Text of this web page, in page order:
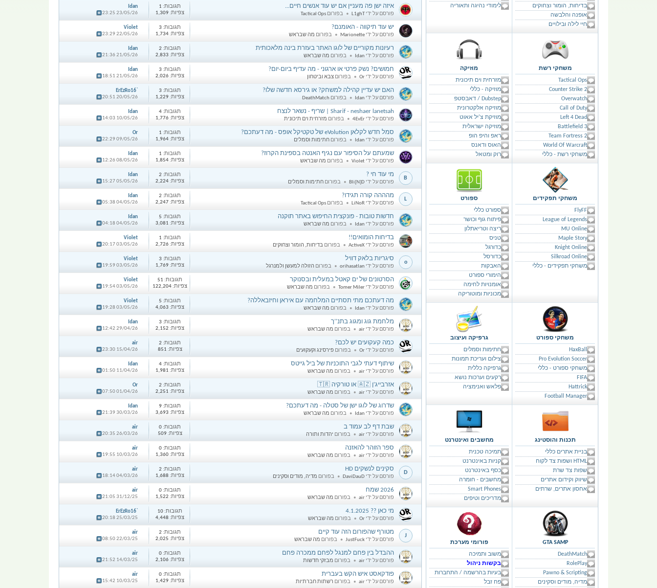
L
איזה ישן פה מעניין אם יש עוד אנשים חיים...
פורסם על ידיL1ghT בפורוםTactical Ops
תגובות: 1
צפיות: 1,309
Idan
23/05/26 23:25
M
יש עוד תיקווה - האומנם?
פורסם על ידיMarionette בפורום מה שבראש
תגובות: 3
צפיות: 1,734
Violet
22/05/26 23:29
I
רעיונות מקוריים של לוגו האתר בעזרת בינה מלאכותית
פורסם על ידיIdan בפורום מה שבראש
תגובות: 2
צפיות: 2,833
Idan
21/05/26 21:36
O
חמושים? נשק פרטי או ארגוני - מה עדיף ביום-יום?
פורסם על ידיOr בפורוםצבא וביטחון
תגובות: 3
צפיות: 2,026
Idan
21/05/26 18:51
I
האם יש עדיין קהילה למשחק? או גירסא חדשה שלו?
פורסם על ידיIdan בפורוםDeathMatch
תגובות: 3
צפיות: 1,229
ErEzRo16`
20/05/26 20:51
4
Sharif - neshaer lanetsah | שריף - נשאר לנצח
פורסם על ידי4EvEr בפורום מזרחית וים תיכונית
תגובות: 4
צפיות: 1,776
Idan
10/05/26 14:03
I
סמל חדש לקלאן eVolution של טקטיקל אופס - מה דעתכם?
פורסם על ידיIdan בפורוםחתימות וסמלים
תגובות: 1
צפיות: 1,964
Or
09/05/26 22:29
V
שמעתם על הסיפור עם נגיף האנטה בספינת הקרוז?
פורסם על ידיViolet בפורום מה שבראש
תגובות: 1
צפיות: 1,854
Idan
08/05/26 12:26
B
מי עוד חי ?
פורסם על ידיBli[N]D בפורוםחתימות וסמלים
תגובות: 2
צפיות: 2,224
Idan
05/05/26 15:27
L
מהההה קורה תגידו?
פורסם על ידיLiNoR בפורוםTactical Ops
תגובות: 2
צפיות: 2,247
Idan
04/05/26 05:38
I
חדשות טובות - פונקצית החיפוש באתר תוקנה
פורסם על ידיIdan בפורום מה שבראש
תגובות: 5
צפיות: 3,081
Idan
04/05/26 04:18
A
בדיחות הומואים!!
פורסם על ידיActiveX בפורוםבדיחות, הומור וצחוקים
תגובות: 1
צפיות: 2,726
Violet
03/05/26 20:17
o
סיגריות בלאק דוויל
פורסם על ידיorihasatlan בפורום הזולה למעשן ולמנרגל
תגובות: 3
צפיות: 1,769
Violet
03/05/26 19:59
T
הסרטונים של ים קאטל במעלית ובסנוקר
פורסם על ידיTomer Miler בפורום מה שבראש
תגובות: 51
צפיות: 122,204
Violet
03/05/26 19:54
I
מה דעתכם מתי תסתיים המלחמה עם איראן וחיזבאללה?
פורסם על ידיIdan בפורום מה שבראש
תגובות: 5
צפיות: 4,063
Violet
03/05/26 19:28
a
מלחמת גוג ומגוג בתנ''ך
פורסם על ידיair בפורום מה שבראש
תגובות: 3
צפיות: 2,152
Idan
29/04/26 12:42
O
כמה קעקועים יש לכם?
פורסם על ידיOr בפורום פירסינג וקעקועים
תגובות: 2
צפיות: 851
air
15/04/26 23:30
a
שיתוף דעתי לגבי התוכניות של ביל גייטס
פורסם על ידיair בפורום מה שבראש
תגובות: 4
צפיות: 1,981
Idan
11/04/26 01:50
a
אזרבייג'ן 🇦🇿 או טורקיה 🇹🇷
פורסם על ידיair בפורום מה שבראש
תגובות: 2
צפיות: 2,251
Or
01/04/26 07:50
I
שדרוג של לוגו ישן של סטלה - מה דעתכם?
פורסם על ידיIdan בפורום מה שבראש
תגובות: 9
צפיות: 3,693
Idan
30/03/26 21:39
a
שבת דף לב עמוד ב
פורסם על ידיair בפורום יהדות ותורה
תגובות: 0
צפיות:509
air
26/03/26 20:35
a
ספר הזוהר להאזנה
פורסם על ידיair בפורום מה שבראש
תגובות: 0
צפיות: 1,360
air
10/03/26 19:55
D
סקינים לנשקים HD
פורסם על ידיDaviDauD בפורום מדיה, מודים וסקינים
תגובות: 2
צפיות: 1,688
air
04/03/26 18:14
a
2026 שמח
פורסם על ידיair בפורום מה שבראש
תגובות: 0
צפיות: 1,522
air
31/12/25 21:05
O
מי כאן ?? 4.1.2025
פורסם על ידיOr בפורום מה שבראש
תגובות: 10
צפיות: 4,448
ErEzRo16`
25/03/25 20:18
J
מטורף שהפורום הזה עוד קיים
פורסם על ידיJustFuck בפורום מה שבראש
תגובות: 2
צפיות: 2,025
air
22/03/25 08:50
a
ההבדל בין פחם למנגל לפחם ממכרה פחם
פורסם על ידיair בפורום מבזקי חדשות
תגובות: 0
צפיות: 2,106
air
14/03/25 21:52
a
פודקאסט איש הקש בעברית
פורסם על ידיair בפורום רשתות חברתיות
תגובות: 0
צפיות: 1,429
air
10/03/25 15:42
בדיחות, הומור וצחוקים
אופנה והלבשה
חיי לילה ובילויים
לימודי נהיגה ותאוריה
משחקי רשת
Tactical Ops
Counter Strike 2
Overwatch
Call of Duty
Left 4 Dead
Battlefield 3
Team Fortress 2
World Of Warcraft
משחקי רשת - כללי
מוזיקה
מזרחית וים תיכונית
מוזיקה - כללי
Dubstep / דאבסטפ
מוזיקה אלקטרונית
מוזיקת צ'יל אאוט
מוזיקה ישראלית
ראפ והיפ הופ
האוס ודאנס
רוק ומטאל
משחקי תפקידים
FlyFF
League of Legends
MU Online
Maple Story
Knight Online
Silkroad Online
משחקי תפקידים - כללי
ספורט
ספורט כללי
פיתוח גוף וכושר
ריצה וטריאתלון
טניס
כדורגל
כדורסל
האבקות
הימורי ספורט
אומנויות לחימה
מכוניות ומוטוריקה
משחקי ספורט
HaxBall
Pro Evolution Soccer
משחקי ספורט - כללי
FIFA
Hattrick
Football Manager
גרפיקה ועיצוב
חתימות וסמלים
צילום ועריכת תמונות
גרפיקה כללית
רקעים וערכות נושא
פלאש ואנימציה
תכנות והוסטינג
בניית אתרים כללי
HTML ושפות צד לקוח
שפות צד שרת
שיווק וקידום אתרים
אחסון אתרים, שרתים
מחשבים ואינטרנט
תמיכה טכנית
קניות באינטרנט
כסף באינטרנט
מחשבים - חומרה
Smart Phones
מדריכים וטיפים
GTA SAMP
DeathMatch
RolePlay
Pawno & Scripting
מדיה, מודים וסקינים
פורומי מערכת
משוב ותמיכה
בקשות ניהול
בעיות בהרשמה / התחברות
פח זבל